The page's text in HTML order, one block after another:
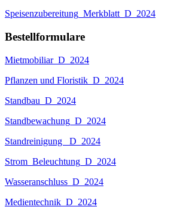
Speisenzubereitung_Merkblatt_D_2024
Bestellformulare
Mietmobiliar_D_2024
Pflanzen und Floristik_D_2024
Standbau_D_2024
Standbewachung_D_2024
Standreinigung _D_2024
Strom_Beleuchtung_D_2024
Wasseranschluss_D_2024
Medientechnik_D_2024